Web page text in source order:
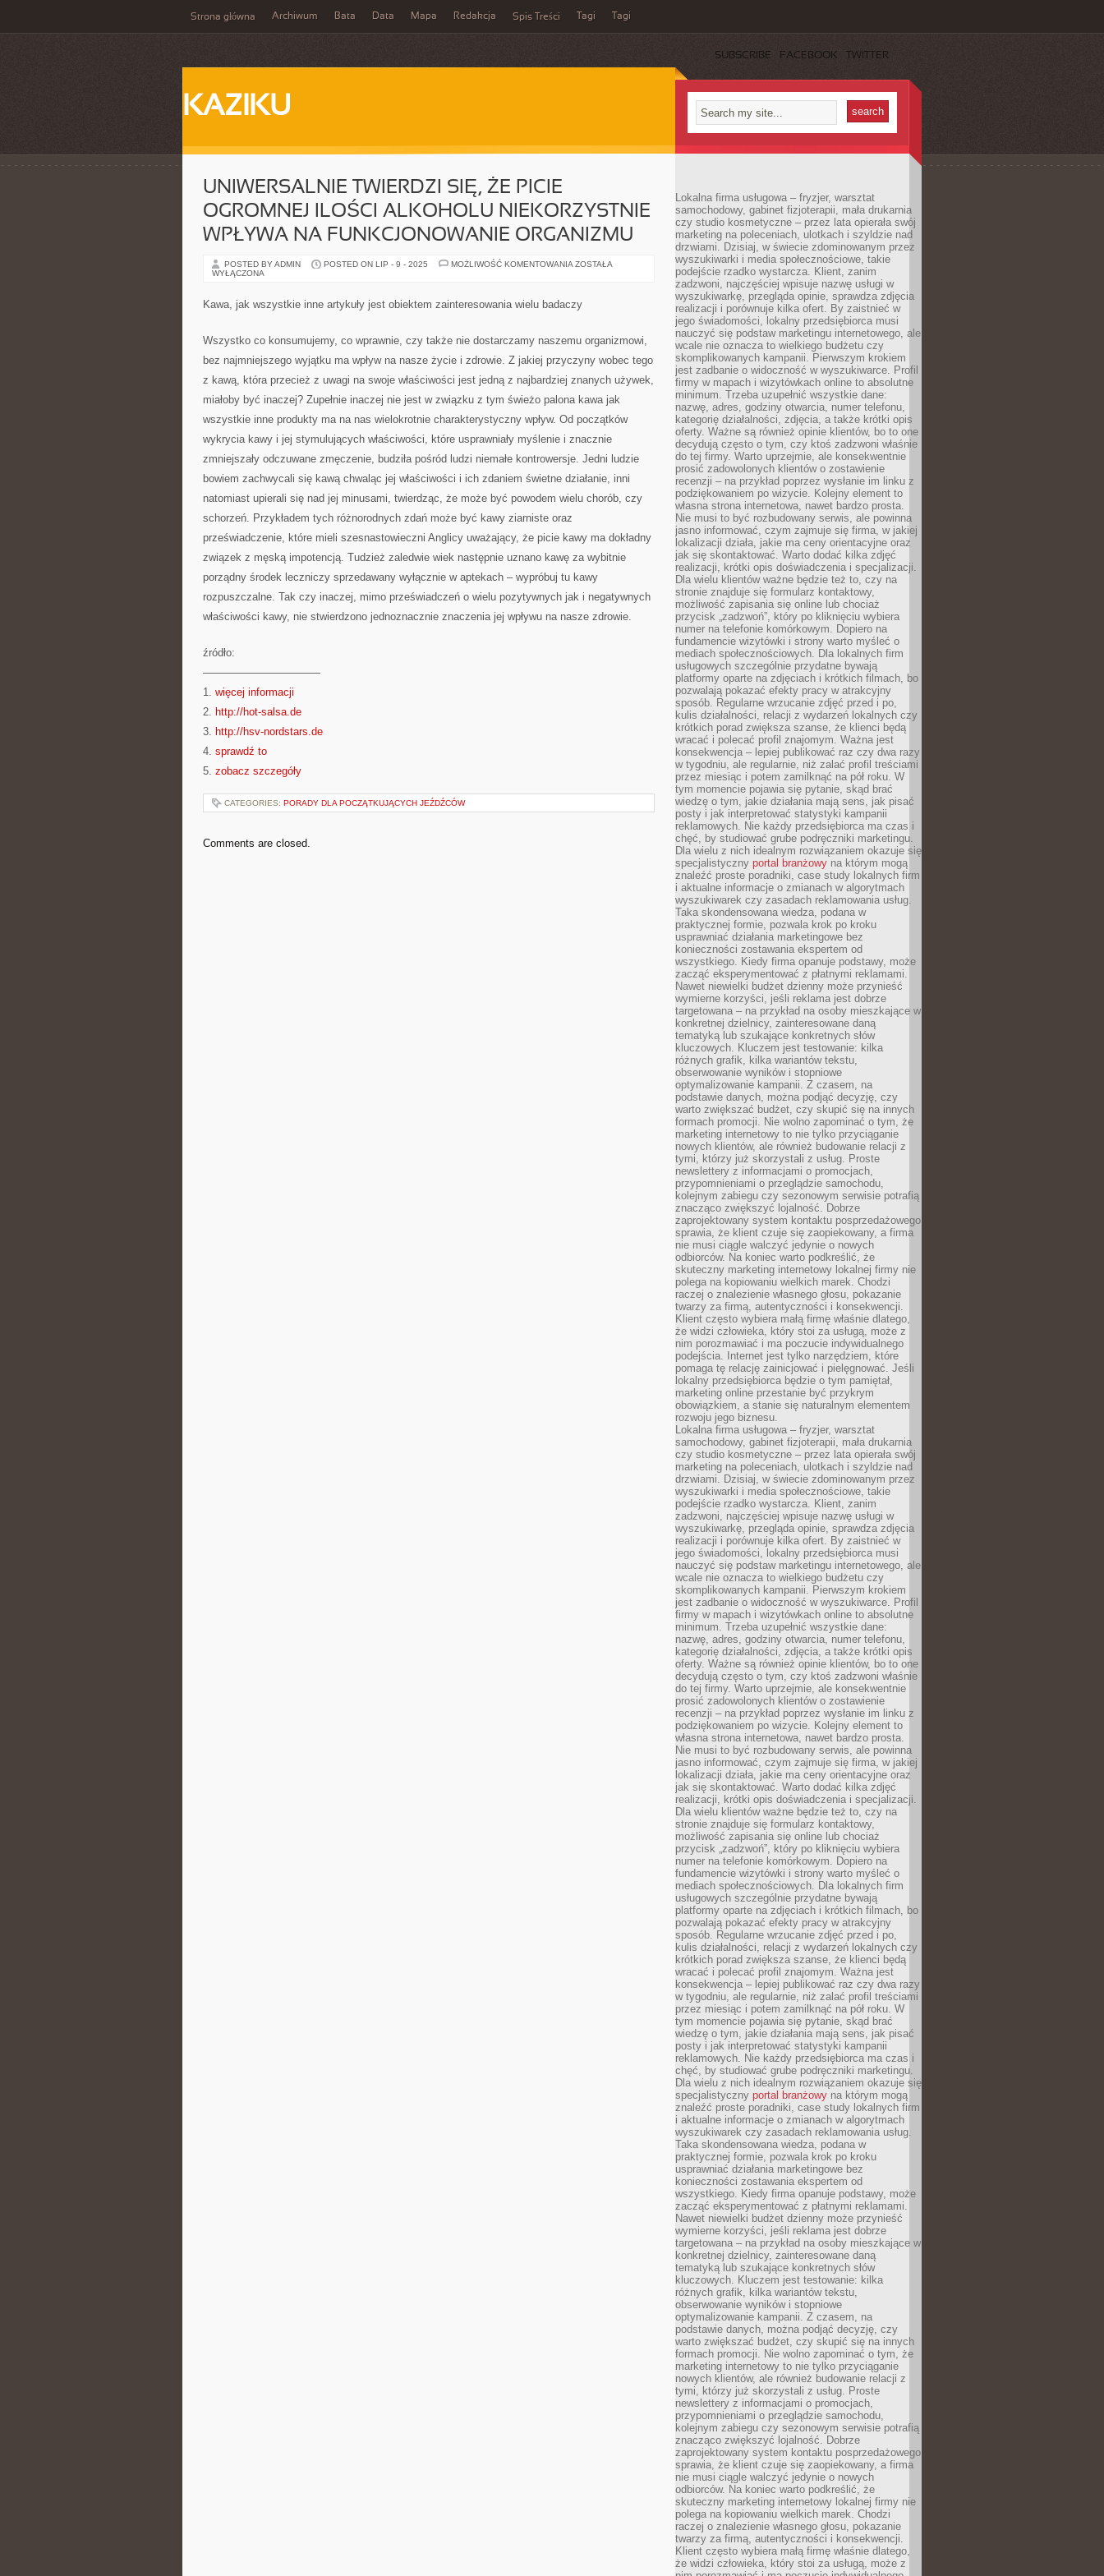
Strona główna Archiwum Bata Data Mapa Redakcja Spis Treści Tagi Tagi
SUBSCRIBE FACEBOOK TWITTER
KAZIKU
UNIWERSALNIE TWIERDZI SIĘ, ŻE PICIE
OGROMNEJ ILOŚCI ALKOHOLU NIEKORZYSTNIE
WPŁYWA NA FUNKCJONOWANIE ORGANIZMU
POSTED BY ADMIN POSTED ON LIP - 9 - 2025 MOŻLIWOŚĆ KOMENTOWANIA UNIWERSALNIE
OGROMNEJ
NIEKORZYSTNIE
WPŁYWA
FUNKCJONOWANIE
ZOSTAŁA
WYŁĄCZONA
Kawa, jak wszystkie inne artykuły jest obiektem zainteresowania wielu badaczy
Wszystko co konsumujemy, co wprawnie, czy także nie dostarczamy naszemu organizmowi,
bez najmniejszego wyjątku ma wpływ na nasze życie i zdrowie. Z jakiej przyczyny wobec tego
z kawą, która przecież z uwagi na swoje właściwości jest jedną z najbardziej znanych używek,
miałoby być inaczej? Zupełnie inaczej nie jest w związku z tym świeżo palona kawa jak
wszystkie inne produkty ma na nas wielokrotnie charakterystyczny wpływ. Od początków
wykrycia kawy i jej stymulujących właściwości, które usprawniały myślenie i znacznie
zmniejszały odczuwane zmęczenie, budziła pośród ludzi niemałe kontrowersje. Jedni ludzie
bowiem zachwycali się kawą chwaląc jej właściwości i ich zdaniem świetne działanie, inni
natomiast upierali się nad jej minusami, twierdząc, że może być powodem wielu chorób, czy
schorzeń. Przykładem tych różnorodnych zdań może być kawy ziarniste oraz
przeświadczenie, które mieli szesnastowieczni Anglicy uważający, że picie kawy ma dokładny
związek z męską impotencją. Tudzież zaledwie wiek następnie uznano kawę za wybitnie
porządny środek leczniczy sprzedawany wyłącznie w aptekach – wypróbuj tu kawy
rozpuszczalne. Tak czy inaczej, mimo przeświadczeń o wielu pozytywnych jak i negatywnych
właściwości kawy, nie stwierdzono jednoznacznie znaczenia jej wpływu na nasze zdrowie.
źródło:
———————————
1. więcej informacji
2. http://hot-salsa.de
3. http://hsv-nordstars.de
4. sprawdź to
5. zobacz szczegóły
CATEGORIES: PORADY DLA POCZĄTKUJĄCYCH JEŹDŹCÓW
Comments are closed.
Lokalna firma usługowa – fryzjer, warsztat
samochodowy, gabinet fizjoterapii, mała drukarnia
czy studio kosmetyczne – przez lata opierała swój
marketing na poleceniach, ulotkach i szyldzie nad
drzwiami. Dzisiaj, w świecie zdominowanym przez
wyszukiwarki i media społecznościowe, takie
podejście rzadko wystarcza. Klient, zanim
zadzwoni, najczęściej wpisuje nazwę usługi w
wyszukiwarkę, przegląda opinie, sprawdza zdjęcia
realizacji i porównuje kilka ofert. By zaistnieć w
jego świadomości, lokalny przedsiębiorca musi
nauczyć się podstaw marketingu internetowego, ale
wcale nie oznacza to wielkiego budżetu czy
skomplikowanych kampanii. Pierwszym krokiem
jest zadbanie o widoczność w wyszukiwarce. Profil
firmy w mapach i wizytówkach online to absolutne
minimum. Trzeba uzupełnić wszystkie dane:
nazwę, adres, godziny otwarcia, numer telefonu,
kategorię działalności, zdjęcia, a także krótki opis
oferty. Ważne są również opinie klientów, bo to one
decydują często o tym, czy ktoś zadzwoni właśnie
do tej firmy. Warto uprzejmie, ale konsekwentnie
prosić zadowolonych klientów o zostawienie
recenzji – na przykład poprzez wysłanie im linku z
podziękowaniem po wizycie. Kolejny element to
własna strona internetowa, nawet bardzo prosta.
Nie musi to być rozbudowany serwis, ale powinna
jasno informować, czym zajmuje się firma, w jakiej
lokalizacji działa, jakie ma ceny orientacyjne oraz
jak się skontaktować. Warto dodać kilka zdjęć
realizacji, krótki opis doświadczenia i specjalizacji.
Dla wielu klientów ważne będzie też to, czy na
stronie znajduje się formularz kontaktowy,
możliwość zapisania się online lub chociaż
przycisk „zadzwoń”, który po kliknięciu wybiera
numer na telefonie komórkowym. Dopiero na
fundamencie wizytówki i strony warto myśleć o
mediach społecznościowych. Dla lokalnych firm
usługowych szczególnie przydatne bywają
platformy oparte na zdjęciach i krótkich filmach, bo
pozwalają pokazać efekty pracy w atrakcyjny
sposób. Regularne wrzucanie zdjęć przed i po,
kulis działalności, relacji z wydarzeń lokalnych czy
krótkich porad zwiększa szanse, że klienci będą
wracać i polecać profil znajomym. Ważna jest
konsekwencja – lepiej publikować raz czy dwa razy
w tygodniu, ale regularnie, niż zalać profil treściami
przez miesiąc i potem zamilknąć na pół roku. W
tym momencie pojawia się pytanie, skąd brać
wiedzę o tym, jakie działania mają sens, jak pisać
posty i jak interpretować statystyki kampanii
reklamowych. Nie każdy przedsiębiorca ma czas i
chęć, by studiować grube podręczniki marketingu.
Dla wielu z nich idealnym rozwiązaniem okazuje się
specjalistyczny portal branżowy na którym mogą
znaleźć proste poradniki, case study lokalnych firm
i aktualne informacje o zmianach w algorytmach
wyszukiwarek czy zasadach reklamowania usług.
Taka skondensowana wiedza, podana w
praktycznej formie, pozwala krok po kroku
usprawniać działania marketingowe bez
konieczności zostawania ekspertem od
wszystkiego. Kiedy firma opanuje podstawy, może
zacząć eksperymentować z płatnymi reklamami.
Nawet niewielki budżet dzienny może przynieść
wymierne korzyści, jeśli reklama jest dobrze
targetowana – na przykład na osoby mieszkające w
konkretnej dzielnicy, zainteresowane daną
tematyką lub szukające konkretnych słów
kluczowych. Kluczem jest testowanie: kilka
różnych grafik, kilka wariantów tekstu,
obserwowanie wyników i stopniowe
optymalizowanie kampanii. Z czasem, na
podstawie danych, można podjąć decyzję, czy
warto zwiększać budżet, czy skupić się na innych
formach promocji. Nie wolno zapominać o tym, że
marketing internetowy to nie tylko przyciąganie
nowych klientów, ale również budowanie relacji z
tymi, którzy już skorzystali z usług. Proste
newslettery z informacjami o promocjach,
przypomnieniami o przeglądzie samochodu,
kolejnym zabiegu czy sezonowym serwisie potrafią
znacząco zwiększyć lojalność. Dobrze
zaprojektowany system kontaktu posprzedażowego
sprawia, że klient czuje się zaopiekowany, a firma
nie musi ciągle walczyć jedynie o nowych
odbiorców. Na koniec warto podkreślić, że
skuteczny marketing internetowy lokalnej firmy nie
polega na kopiowaniu wielkich marek. Chodzi
raczej o znalezienie własnego głosu, pokazanie
twarzy za firmą, autentyczności i konsekwencji.
Klient często wybiera małą firmę właśnie dlatego,
że widzi człowieka, który stoi za usługą, może z
nim porozmawiać i ma poczucie indywidualnego
podejścia. Internet jest tylko narzędziem, które
pomaga tę relację zainicjować i pielęgnować. Jeśli
lokalny przedsiębiorca będzie o tym pamiętał,
marketing online przestanie być przykrym
obowiązkiem, a stanie się naturalnym elementem
rozwoju jego biznesu.
Lokalna firma usługowa – fryzjer, warsztat
samochodowy, gabinet fizjoterapii, mała drukarnia
czy studio kosmetyczne – przez lata opierała swój
marketing na poleceniach, ulotkach i szyldzie nad
drzwiami. Dzisiaj, w świecie zdominowanym przez
wyszukiwarki i media społecznościowe, takie
podejście rzadko wystarcza. Klient, zanim
zadzwoni, najczęściej wpisuje nazwę usługi w
wyszukiwarkę, przegląda opinie, sprawdza zdjęcia
realizacji i porównuje kilka ofert. By zaistnieć w
jego świadomości, lokalny przedsiębiorca musi
nauczyć się podstaw marketingu internetowego, ale
wcale nie oznacza to wielkiego budżetu czy
skomplikowanych kampanii. Pierwszym krokiem
jest zadbanie o widoczność w wyszukiwarce. Profil
firmy w mapach i wizytówkach online to absolutne
minimum. Trzeba uzupełnić wszystkie dane:
nazwę, adres, godziny otwarcia, numer telefonu,
kategorię działalności, zdjęcia, a także krótki opis
oferty. Ważne są również opinie klientów, bo to one
decydują często o tym, czy ktoś zadzwoni właśnie
do tej firmy. Warto uprzejmie, ale konsekwentnie
prosić zadowolonych klientów o zostawienie
recenzji – na przykład poprzez wysłanie im linku z
podziękowaniem po wizycie. Kolejny element to
własna strona internetowa, nawet bardzo prosta.
Nie musi to być rozbudowany serwis, ale powinna
jasno informować, czym zajmuje się firma, w jakiej
lokalizacji działa, jakie ma ceny orientacyjne oraz
jak się skontaktować. Warto dodać kilka zdjęć
realizacji, krótki opis doświadczenia i specjalizacji.
Dla wielu klientów ważne będzie też to, czy na
stronie znajduje się formularz kontaktowy,
możliwość zapisania się online lub chociaż
przycisk „zadzwoń”, który po kliknięciu wybiera
numer na telefonie komórkowym. Dopiero na
fundamencie wizytówki i strony warto myśleć o
mediach społecznościowych. Dla lokalnych firm
usługowych szczególnie przydatne bywają
platformy oparte na zdjęciach i krótkich filmach, bo
pozwalają pokazać efekty pracy w atrakcyjny
sposób. Regularne wrzucanie zdjęć przed i po,
kulis działalności, relacji z wydarzeń lokalnych czy
krótkich porad zwiększa szanse, że klienci będą
wracać i polecać profil znajomym. Ważna jest
konsekwencja – lepiej publikować raz czy dwa razy
w tygodniu, ale regularnie, niż zalać profil treściami
przez miesiąc i potem zamilknąć na pół roku. W
tym momencie pojawia się pytanie, skąd brać
wiedzę o tym, jakie działania mają sens, jak pisać
posty i jak interpretować statystyki kampanii
reklamowych. Nie każdy przedsiębiorca ma czas i
chęć, by studiować grube podręczniki marketingu.
Dla wielu z nich idealnym rozwiązaniem okazuje się
specjalistyczny portal branżowy na którym mogą
znaleźć proste poradniki, case study lokalnych firm
i aktualne informacje o zmianach w algorytmach
wyszukiwarek czy zasadach reklamowania usług.
Taka skondensowana wiedza, podana w
praktycznej formie, pozwala krok po kroku
usprawniać działania marketingowe bez
konieczności zostawania ekspertem od
wszystkiego. Kiedy firma opanuje podstawy, może
zacząć eksperymentować z płatnymi reklamami.
Nawet niewielki budżet dzienny może przynieść
wymierne korzyści, jeśli reklama jest dobrze
targetowana – na przykład na osoby mieszkające w
konkretnej dzielnicy, zainteresowane daną
tematyką lub szukające konkretnych słów
kluczowych. Kluczem jest testowanie: kilka
różnych grafik, kilka wariantów tekstu,
obserwowanie wyników i stopniowe
optymalizowanie kampanii. Z czasem, na
podstawie danych, można podjąć decyzję, czy
warto zwiększać budżet, czy skupić się na innych
formach promocji. Nie wolno zapominać o tym, że
marketing internetowy to nie tylko przyciąganie
nowych klientów, ale również budowanie relacji z
tymi, którzy już skorzystali z usług. Proste
newslettery z informacjami o promocjach,
przypomnieniami o przeglądzie samochodu,
kolejnym zabiegu czy sezonowym serwisie potrafią
znacząco zwiększyć lojalność. Dobrze
zaprojektowany system kontaktu posprzedażowego
sprawia, że klient czuje się zaopiekowany, a firma
nie musi ciągle walczyć jedynie o nowych
odbiorców. Na koniec warto podkreślić, że
skuteczny marketing internetowy lokalnej firmy nie
polega na kopiowaniu wielkich marek. Chodzi
raczej o znalezienie własnego głosu, pokazanie
twarzy za firmą, autentyczności i konsekwencji.
Klient często wybiera małą firmę właśnie dlatego,
że widzi człowieka, który stoi za usługą, może z